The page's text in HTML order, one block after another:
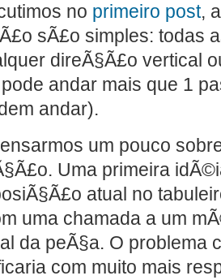
no primeiro post,
sÃ£o simples: todas
direÃ§Ã£o vertical
andar mais que 1
andar).
um pouco
Uma primeira
atual no
uma chamada a um
da peÃ§a. O problema
com muito mais